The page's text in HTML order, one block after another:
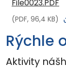
File0023.PDF
(PDF, 96,4 KB)
Rýchle
Aktivity